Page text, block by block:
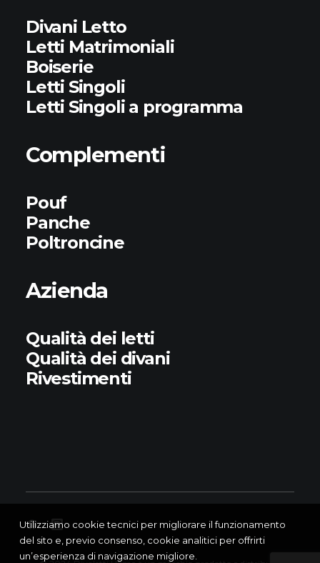
Divani Letto
Letti Matrimoniali
Boiserie
Letti Singoli
Letti Singoli a programma
Complementi
Pouf
Panche
Poltroncine
Azienda
Qualità dei letti
Qualità dei divani
Rivestimenti
Utilizziamo cookie tecnici per migliorare il funzionamento
del sito e, previo consenso, cookie analitici per offrirti
un’esperienza di navigazione migliore.